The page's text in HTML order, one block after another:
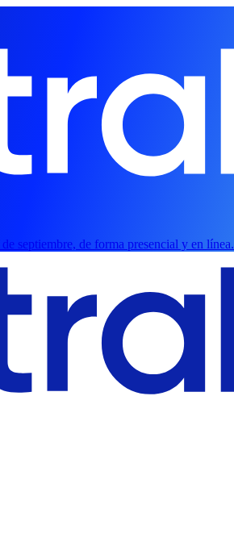
septiembre, de forma presencial y en línea.